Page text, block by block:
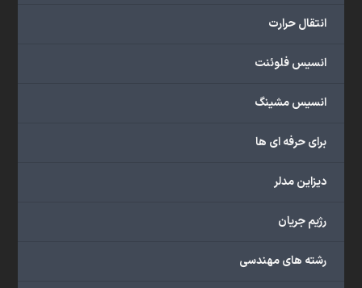
انتقال حرارت
انسیس فلوئنت
انسیس مشینگ
برای حرفه ای ها
دیزاین مدلر
رژیم جریان
رشته های مهندسی
(CFD)
هستند.
ما
گسترده‌ای
با
دانشگاهی،
صنعتی